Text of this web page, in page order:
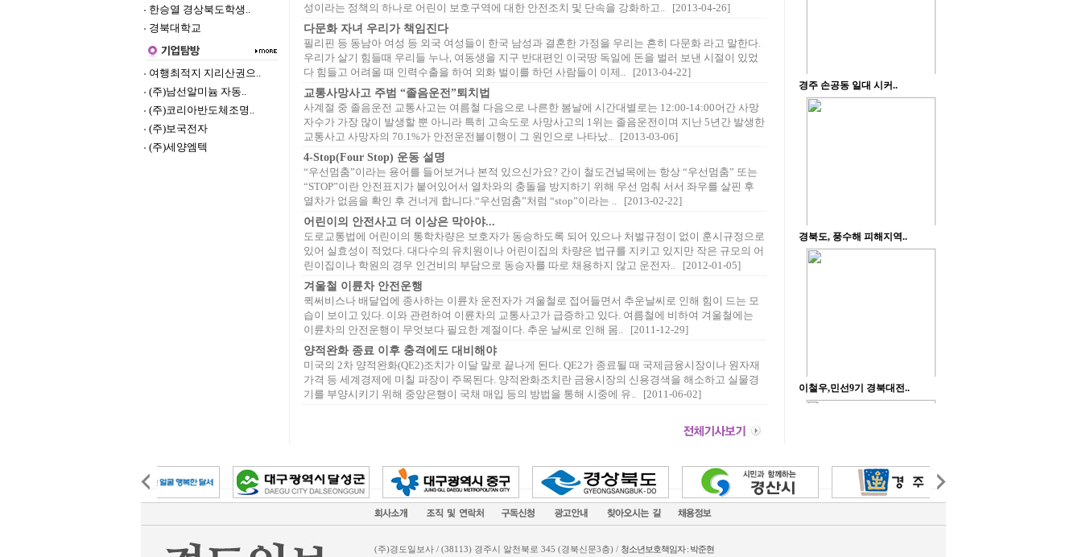
한승열 경상북도학생..
경북대학교
여행최적지 지리산권으..
(주)남선알미늄 자동..
(주)코리아반도체조명..
(주)보국전자
(주)세양엠텍
성이라는 정책의 하나로 어린이 보호구역에 대한 안전조치 및 단속을 강화하고.. [2013-04-26]
다문화 자녀 우리가 책임진다
필리핀 등 동남아 여성 등 외국 여성들이 한국 남성과 결혼한 가정을 우리는 흔히 다문화 라고 말한다.
우리가 살기 힘들때 우리들 누나, 여동생을 지구 반대편인 이국땅 독일에 돈을 벌러 보낸 시절이 있었
다 힘들고 어려울 때 인력수출을 하여 외화 벌이를 하던 사람들이 이제.. [2013-04-22]
교통사망사고 주범 “졸음운전”퇴치법
사계절 중 졸음운전 교통사고는 여름철 다음으로 나른한 봄날에 시간대별로는 12:00-14:00어간 사망
자수가 가장 많이 발생할 뿐 아니라 특히 고속도로 사망사고의 1위는 졸음운전이며 지난 5년간 발생한
교통사고 사망자의 70.1%가 안전운전불이행이 그 원인으로 나타났.. [2013-03-06]
4-Stop(Four Stop) 운동 설명
“우선멈춤”이라는 용어를 들어보거나 본적 있으신가요? 간이 철도건널목에는 항상 “우선멈춤” 또는
“STOP”이란 안전표지가 붙어있어서 열차와의 충돌을 방지하기 위해 우선 멈춰 서서 좌우를 살핀 후
열차가 없음을 확인 후 건너게 합니다.“우선멈춤”처럼 “stop”이라는 .. [2013-02-22]
어린이의 안전사고 더 이상은 막아야...
도로교통법에 어린이의 통학차량은 보호자가 동승하도록 되어 있으나 처벌규정이 없이 훈시규정으로
있어 실효성이 적었다. 대다수의 유치원이나 어린이집의 차량은 법규를 지키고 있지만 작은 규모의 어
린이집이나 학원의 경우 인건비의 부담으로 동승자를 따로 채용하지 않고 운전자.. [2012-01-05]
겨울철 이륜차 안전운행
퀵써비스나 배달업에 종사하는 이륜차 운전자가 겨울철로 접어들면서 추운날씨로 인해 힘이 드는 모
습이 보이고 있다. 이와 관련하여 이륜차의 교통사고가 급증하고 있다. 여름철에 비하여 겨울철에는
이륜차의 안전운행이 무엇보다 필요한 계절이다. 추운 날씨로 인해 몸.. [2011-12-29]
양적완화 종료 이후 충격에도 대비해야
미국의 2차 양적완화(QE2)조치가 이달 말로 끝나게 된다. QE2가 종료될 때 국제금융시장이나 원자재
가격 등 세계경제에 미칠 파장이 주목된다. 양적완화조치란 금융시장의 신용경색을 해소하고 실물경
기를 부양시키기 위해 중앙은행이 국채 매입 등의 방법을 통해 시중에 유.. [2011-06-02]
(주)경도일보사 / (38113) 경주시 알천북로 345 (경북신문3층) / 청소년보호책임자 : 박준현